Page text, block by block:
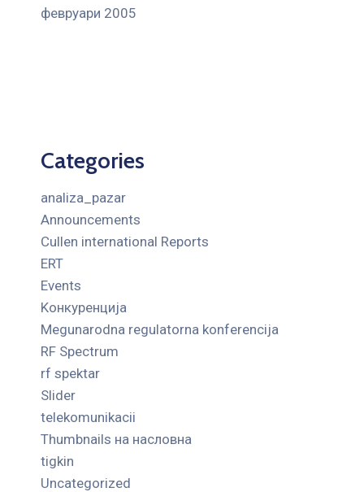
февруари 2005
Categories
analiza_pazar
Announcements
Cullen international Reports
ERT
Events
Kонкуренција
Megunarodna regulatorna konferencija
RF Spectrum
rf spektar
Slider
telekomunikacii
Thumbnails на насловна
tigkin
Uncategorized